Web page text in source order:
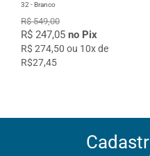
32 - Branco
R$ 549,00
R$ 247,05 no Pix
R$ 274,50 ou 10x de
R$27,45